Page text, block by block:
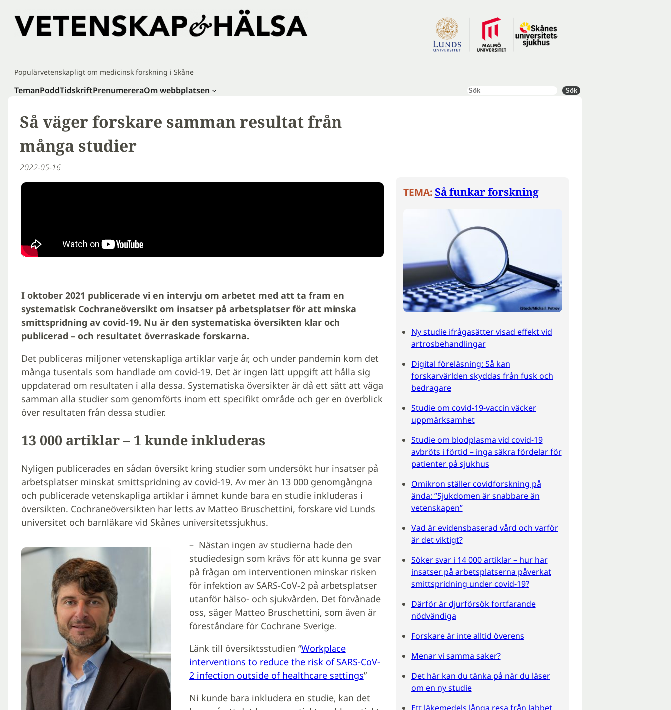
innehåll
Populärvetenskapligt om medicinsk forskning i Skåne
TemanPoddTidskriftPrenumereraOm webbplatsen Sök Sök
Så väger forskare samman resultat från
många studier
2022-05-16
I oktober 2021 publicerade vi en intervju om arbetet med att ta fram en
systematisk Cochraneöversikt om insatser på arbetsplatser för att minska
smittspridning av covid-19. Nu är den systematiska översikten klar och
publicerad – och resultatet överraskade forskarna.
Det publiceras miljoner vetenskapliga artiklar varje år, och under pandemin kom det
många tusentals som handlade om covid-19. Det är ingen lätt uppgift att hålla sig
uppdaterad om resultaten i alla dessa. Systematiska översikter är då ett sätt att väga
samman alla studier som genomförts inom ett specifikt område och ger en överblick
över resultaten från dessa studier.
13 000 artiklar – 1 kunde inkluderas
Nyligen publicerades en sådan översikt kring studier som undersökt hur insatser på
arbetsplatser minskat smittspridning av covid-19. Av mer än 13 000 genomgångna
och publicerade vetenskapliga artiklar i ämnet kunde bara en studie inkluderas i
översikten. Cochraneöversikten har letts av Matteo Bruschettini, forskare vid Lunds
universitet och barnläkare vid Skånes universitetssjukhus.
– Nästan ingen av studierna hade den
studiedesign som krävs för att kunna ge svar
på frågan om interventionen minskar risken
för infektion av SARS-CoV-2 på arbetsplatser
utanför hälso- och sjukvården. Det förvånade
oss, säger Matteo Bruschettini, som även är
föreståndare för Cochrane Sverige.
Länk till översiktsstudien ”Workplace
interventions to reduce the risk of SARS‐CoV‐
2 infection outside of healthcare settings”
Ni kunde bara inkludera en studie, kan det
TEMA: Så funkar forskning
Ny studie ifrågasätter visad effekt vid
artrosbehandlingar
Digital föreläsning: Så kan
forskarvärlden skyddas från fusk och
bedragare
Studie om covid-19-vaccin väcker
uppmärksamhet
Studie om blodplasma vid covid-19
avbröts i förtid – inga säkra fördelar för
patienter på sjukhus
Omikron ställer covidforskning på
ända: ”Sjukdomen är snabbare än
vetenskapen”
Vad är evidensbaserad vård och varför
är det viktigt?
Söker svar i 14 000 artiklar – hur har
insatser på arbetsplatserna påverkat
smittspridning under covid-19?
Därför är djurförsök fortfarande
nödvändiga
Forskare är inte alltid överens
Menar vi samma saker?
Det här kan du tänka på när du läser
om en ny studie
Ett läkemedels långa resa från labbet